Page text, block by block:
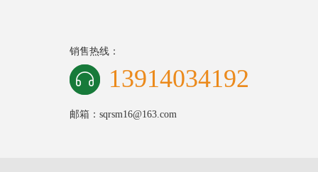
销售热线：
13914034192
邮箱：sqrsm16@163.com